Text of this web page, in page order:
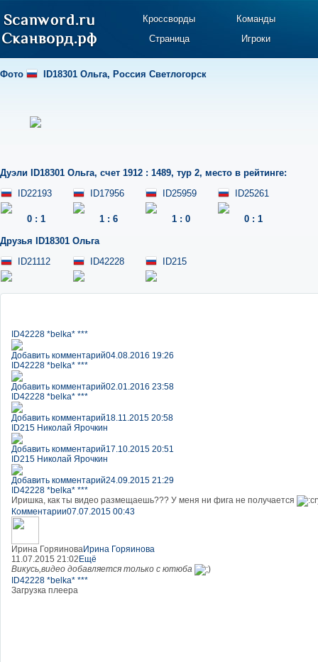
Кроссворды
Команды
Страница
Игроки
Фото ID18301 Ольга, Россия Светлогорск
Дуэли ID18301 Ольга, счет 1912 : 1489, тур 2, место в рейтинге:
ID22193
0 : 1
ID17956
1 : 6
ID25959
1 : 0
ID25261
0 : 1
Друзья
ID18301 Ольга
ID21112
ID42228 ID215
ID42228 *belka* ***
Добавить комментарий04.08.2016 19:26
ID42228 *belka* ***
Добавить комментарий02.01.2016 23:58
ID42228 *belka* ***
Добавить комментарий18.11.2015 20:58
ID215 Николай Ярочкин
Добавить комментарий17.10.2015 20:51
ID215 Николай Ярочкин
Добавить комментарий24.09.2015 21:29
ID42228 *belka* ***
Иришка, как ты видео размещаешь??? У меня ни фига не получается
Комментарии07.07.2015 00:43
Ирина ГоряиноваИрина Горяинова
11.07.2015 21:02 Ещё
Викусь,видео добавляется только с ютюба
ID42228 *belka* ***
Загрузка плеера